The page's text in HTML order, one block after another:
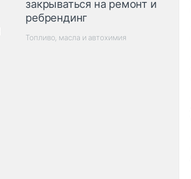
закрываться на ремонт и
ребрендинг
Топливо, масла и автохимия